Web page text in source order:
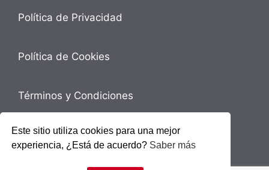
Política de Privacidad
Política de Cookies
Términos y Condiciones
Contacto
Este sitio utiliza cookies para una mejor
experiencia, ¿Está de acuerdo? Saber más